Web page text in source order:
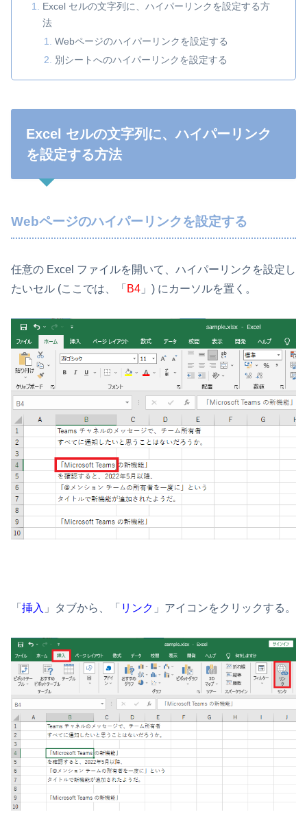
Excel セルの文字列に、ハイパーリンクを設定する方
法
Webページのハイパーリンクを設定する
別シートへのハイパーリンクを設定する
Excel セルの文字列に、ハイパーリンク
を設定する方法
Webページのハイパーリンクを設定する
任意の Excel ファイルを開いて、ハイパーリンクを設定し
たいセル (ここでは、「 B4 」) にカーソルを置く。
「 挿入 」タブから、「 リンク 」アイコンをクリックする。